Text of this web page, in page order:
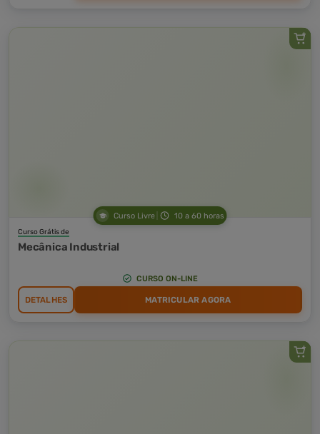
Curso Livre 10 a 60 horas
Curso Grátis de
Mecânica Industrial
CURSO ON-LINE
DETALHES MATRICULAR AGORA